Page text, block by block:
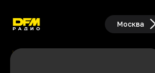
Москва